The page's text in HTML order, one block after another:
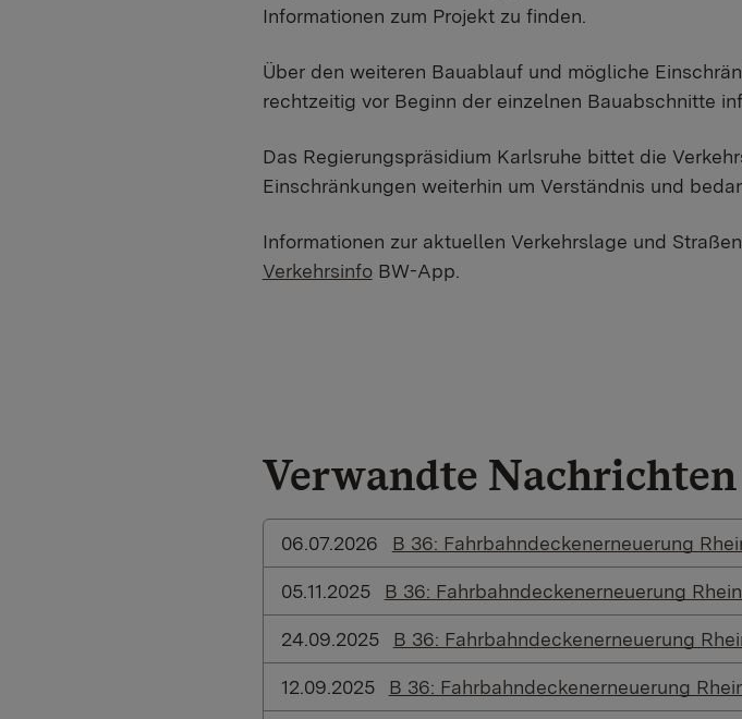
Informationen zum Projekt zu finden.
Über den weiteren Bauablauf und mögliche
rechtzeitig vor Beginn der einzelnen Bauabschnitte
Das Regierungspräsidium Karlsruhe bittet die
Einschränkungen weiterhin um Verständnis und
Informationen zur aktuellen Verkehrslage und
VerkehrsinfoBW-App.
Verwandte Nachrichten
06.07.2026 B 36: Fahrbahndeckenerneuerung
05.11.2025 B 36: Fahrbahndeckenerneuerung
24.09.2025 B 36: Fahrbahndeckenerneuerung
12.09.2025 B 36: Fahrbahndeckenerneuerung